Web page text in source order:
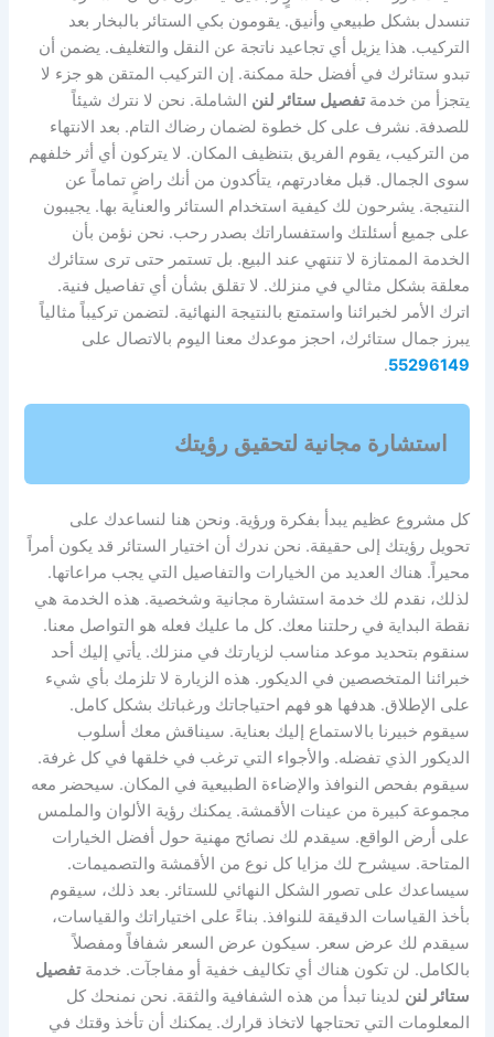
تنسدل بشكل طبيعي وأنيق. يقومون بكي الستائر بالبخار بعد
التركيب. هذا يزيل أي تجاعيد ناتجة عن النقل والتغليف. يضمن أن
تبدو ستائرك في أفضل حلة ممكنة. إن التركيب المتقن هو جزء لا
يتجزأ من خدمةتفصيل ستائر لنن الشاملة. نحن لا نترك شيئاً
للصدفة. نشرف على كل خطوة لضمان رضاك التام. بعد الانتهاء
من التركيب، يقوم الفريق بتنظيف المكان. لا يتركون أي أثر خلفهم
سوى الجمال. قبل مغادرتهم، يتأكدون من أنك راضٍ تماماً عن
النتيجة. يشرحون لك كيفية استخدام الستائر والعناية بها. يجيبون
على جميع أسئلتك واستفساراتك بصدر رحب. نحن نؤمن بأن
الخدمة الممتازة لا تنتهي عند البيع. بل تستمر حتى ترى ستائرك
معلقة بشكل مثالي في منزلك. لا تقلق بشأن أي تفاصيل فنية.
اترك الأمر لخبرائنا واستمتع بالنتيجة النهائية. لتضمن تركيباً مثالياً
يبرز جمال ستائرك، احجز موعدك معنا اليوم بالاتصال على
55296149
.
استشارة مجانية لتحقيق رؤيتك
كل مشروع عظيم يبدأ بفكرة ورؤية. ونحن هنا لنساعدك على
تحويل رؤيتك إلى حقيقة. نحن ندرك أن اختيار الستائر قد يكون أمراً
محيراً. هناك العديد من الخيارات والتفاصيل التي يجب مراعاتها.
لذلك، نقدم لك خدمة استشارة مجانية وشخصية. هذه الخدمة هي
نقطة البداية في رحلتنا معك. كل ما عليك فعله هو التواصل معنا.
سنقوم بتحديد موعد مناسب لزيارتك في منزلك. يأتي إليك أحد
خبرائنا المتخصصين في الديكور. هذه الزيارة لا تلزمك بأي شيء
على الإطلاق. هدفها هو فهم احتياجاتك ورغباتك بشكل كامل.
سيقوم خبيرنا بالاستماع إليك بعناية. سيناقش معك أسلوب
الديكور الذي تفضله. والأجواء التي ترغب في خلقها في كل غرفة.
سيقوم بفحص النوافذ والإضاءة الطبيعية في المكان. سيحضر معه
مجموعة كبيرة من عينات الأقمشة. يمكنك رؤية الألوان والملمس
على أرض الواقع. سيقدم لك نصائح مهنية حول أفضل الخيارات
المتاحة. سيشرح لك مزايا كل نوع من الأقمشة والتصميمات.
سيساعدك على تصور الشكل النهائي للستائر. بعد ذلك، سيقوم
بأخذ القياسات الدقيقة للنوافذ. بناءً على اختياراتك والقياسات،
سيقدم لك عرض سعر. سيكون عرض السعر شفافاً ومفصلاً
بالكامل. لن تكون هناك أي تكاليف خفية أو مفاجآت. خدمةتفصيل
ستائر لنن لدينا تبدأ من هذه الشفافية والثقة. نحن نمنحك كل
المعلومات التي تحتاجها لاتخاذ قرارك. يمكنك أن تأخذ وقتك في